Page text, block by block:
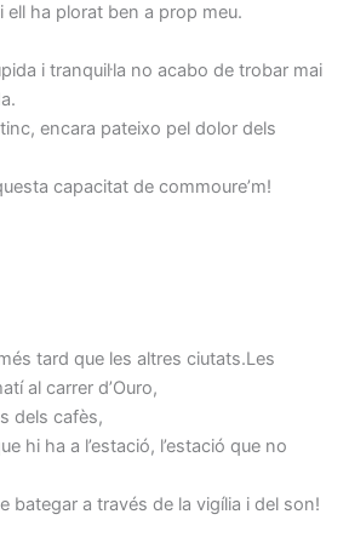
ell ha plorat ben a prop meu.
i tranquil·la no acabo de trobar mai
encara pateixo pel dolor dels
capacitat de commoure’m!
tard que les altres ciutats.Les
al carrer d’Ouro,
dels cafès,
hi ha a l’estació, l’estació que no
bategar a través de la vigília i del son!